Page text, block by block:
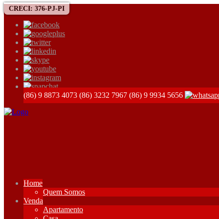
CRECI: 376-PJ-PI
(86) 9 8873 4073 (86) 3232 7967 (86) 9 9934 5656
Home
Quem Somos
Venda
Apartamento